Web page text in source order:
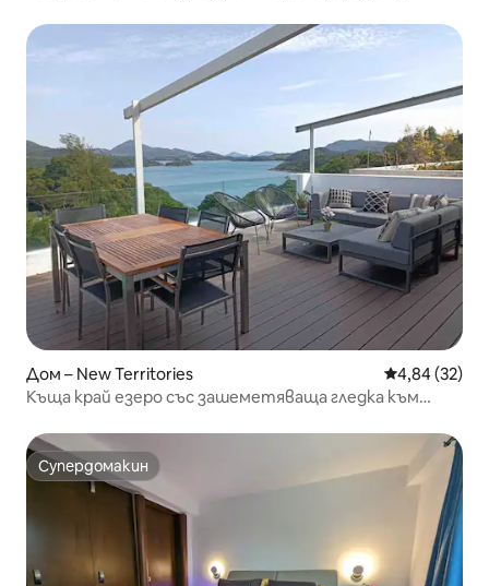
Дом – New Territories Средна
4,84 (32)
Къща край езеро със зашеметяваща гледка към
Супердомакин
Супердомакин